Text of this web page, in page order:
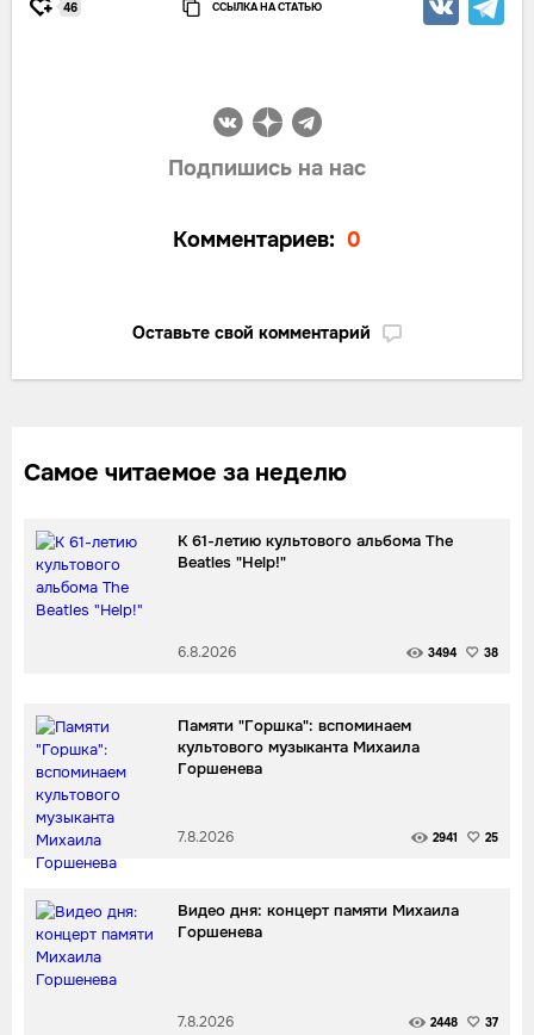
46 ССЫЛКА НА СТАТЬЮ
Подпишись на нас
Комментариев: 0
Оставьте свой комментарий
Самое читаемое за неделю
К 61-летию культового альбома The
Beatles "Help!"
6.8.2026 3494 38
Памяти "Горшка": вспоминаем
культового музыканта Михаила
Горшенева
7.8.2026 2941 25
Видео дня: концерт памяти Михаила
Горшенева
7.8.2026 2448 37